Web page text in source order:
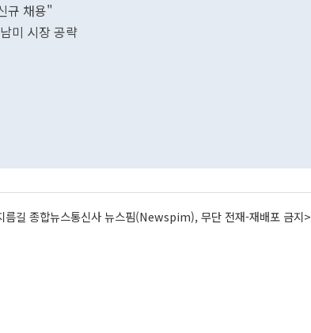
규 채용"
미 시장 공략
름길 종합뉴스통신사 뉴스핌(Newspim), 무단 전재-재배포 금지>